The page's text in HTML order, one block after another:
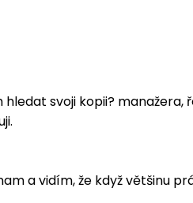
svoji kopii?
a vidím, že když většinu